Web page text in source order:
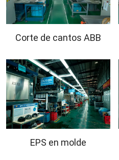
Corte de cantos ABB
EPS en molde